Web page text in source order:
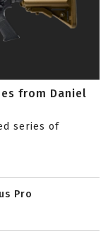
from Daniel
series of
Pro